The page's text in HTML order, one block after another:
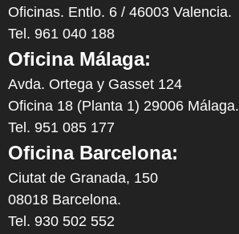
Oficinas. Entlo. 6 / 46003 Valencia.
Tel. 961 040 188
Oficina Málaga:
Avda. Ortega y Gasset 124
Oficina 18 (Planta 1) 29006 Málaga.
Tel. 951 085 177
Oficina Barcelona:
Ciutat de Granada, 150
08018 Barcelona.
Tel. 930 502 552